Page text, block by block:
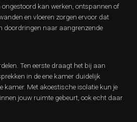
kan werken, ontspannen of
en vloeren zorgen ervoor dat
doordringen naar aangrenzende
Ten eerste draagt het bij aan
in de ene kamer duidelijk
kamer. Met akoestische isolatie kun je
jouw ruimte gebeurt, ook echt daar